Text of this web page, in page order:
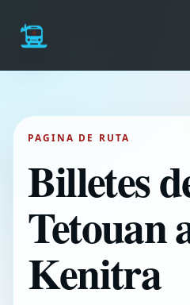
PAGINA DE RUTA
Billetes
Tetouan
Kenitra